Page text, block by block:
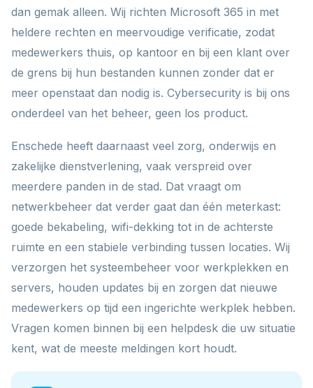
dan gemak alleen. Wij richten Microsoft 365 in met
heldere rechten en meervoudige verificatie, zodat
medewerkers thuis, op kantoor en bij een klant over
de grens bij hun bestanden kunnen zonder dat er
meer openstaat dan nodig is. Cybersecurity is bij ons
onderdeel van het beheer, geen los product.
Enschede heeft daarnaast veel zorg, onderwijs en
zakelijke dienstverlening, vaak verspreid over
meerdere panden in de stad. Dat vraagt om
netwerkbeheer dat verder gaat dan één meterkast:
goede bekabeling, wifi-dekking tot in de achterste
ruimte en een stabiele verbinding tussen locaties. Wij
verzorgen het systeembeheer voor werkplekken en
servers, houden updates bij en zorgen dat nieuwe
medewerkers op tijd een ingerichte werkplek hebben.
Vragen komen binnen bij een helpdesk die uw situatie
kent, wat de meeste meldingen kort houdt.